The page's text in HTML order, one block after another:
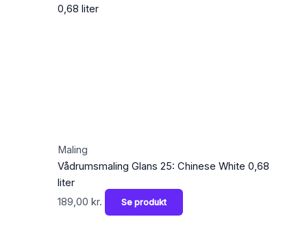
Maling
Vådrumsmaling Glans 25: Chinese White 0,68
liter
189,00 kr. Se produkt